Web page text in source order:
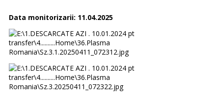
Data monitorizarii: 11.04.2025